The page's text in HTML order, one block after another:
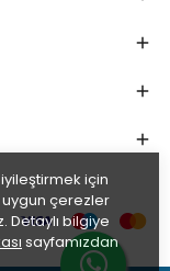
için
çerezler
Detaylı bilgiye
sayfamızdan